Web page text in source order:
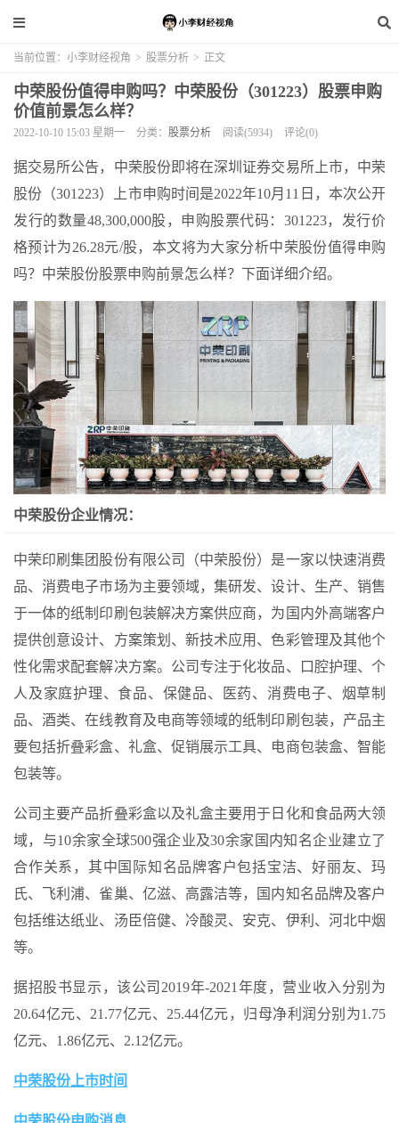
当前位置： 小李财经视角 > 股票分析 > 正文
中荣股份值得申购吗？中荣股份（301223）股票申购
价值前景怎么样？
2022-10-10 15:03 星期一 分类： 股票分析 阅读(5934) 评论(0)
据交易所公告，中荣股份即将在深圳证券交易所上市，中荣
股份（301223）上市申购时间是2022年10月11日，本次公开
发行的数量48,300,000股，申购股票代码：301223，发行价
格预计为26.28元/股，本文将为大家分析中荣股份值得申购
吗？中荣股份股票申购前景怎么样？下面详细介绍。
中荣股份企业情况：
中荣印刷集团股份有限公司（中荣股份）是一家以快速消费
品、消费电子市场为主要领域，集研发、设计、生产、销售
于一体的纸制印刷包装解决方案供应商，为国内外高端客户
提供创意设计、方案策划、新技术应用、色彩管理及其他个
性化需求配套解决方案。公司专注于化妆品、口腔护理、个
人及家庭护理、食品、保健品、医药、消费电子、烟草制
品、酒类、在线教育及电商等领域的纸制印刷包装，产品主
要包括折叠彩盒、礼盒、促销展示工具、电商包装盒、智能
包装等。
公司主要产品折叠彩盒以及礼盒主要用于日化和食品两大领
域，与10余家全球500强企业及30余家国内知名企业建立了
合作关系，其中国际知名品牌客户包括宝洁、好丽友、玛
氏、飞利浦、雀巢、亿滋、高露洁等，国内知名品牌及客户
包括维达纸业、汤臣倍健、冷酸灵、安克、伊利、河北中烟
等。
据招股书显示，该公司2019年-2021年度，营业收入分别为
20.64亿元、21.77亿元、25.44亿元，归母净利润分别为1.75
亿元、1.86亿元、2.12亿元。
中荣股份上市时间